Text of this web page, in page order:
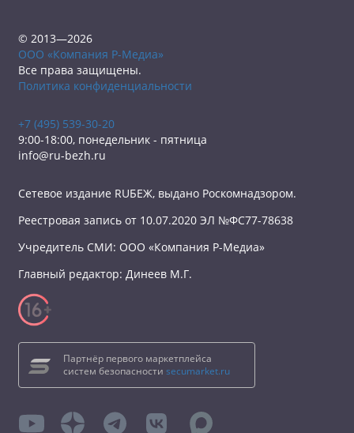
© 2013—2026
ООО «Компания Р-Медиа»
Все права защищены.
Политика конфиденциальности
+7 (495) 539-30-20
9:00-18:00, понедельник - пятница
info@ru-bezh.ru
Сетевое издание RUБЕЖ, выдано Роскомнадзором.
Реестровая запись от 10.07.2020 ЭЛ №ФС77-78638
Учредитель СМИ: ООО «Компания Р-Медиа»
Главный редактор: Динеев М.Г.
Партнёр первого маркетплейса
систем безопасности secumarket.ru